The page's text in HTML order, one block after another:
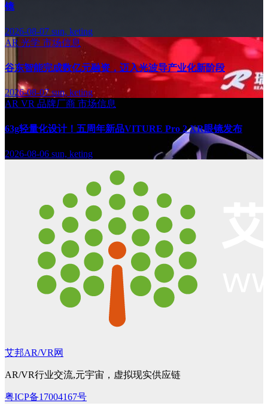
镜
2026-08-07 sun, keting
AR 光学 市场信息
谷东智能完成数亿元融资，迈入光波导产业化新阶段
2026-08-07sun, keting
AR VR 品牌厂商 市场信息
63g轻量化设计！五周年新品VITURE Pro 2 XR眼镜发布
2026-08-06 sun, keting
艾邦AR/VR网
AR/VR行业交流,元宇宙，虚拟现实供应链
粤ICP备17004167号